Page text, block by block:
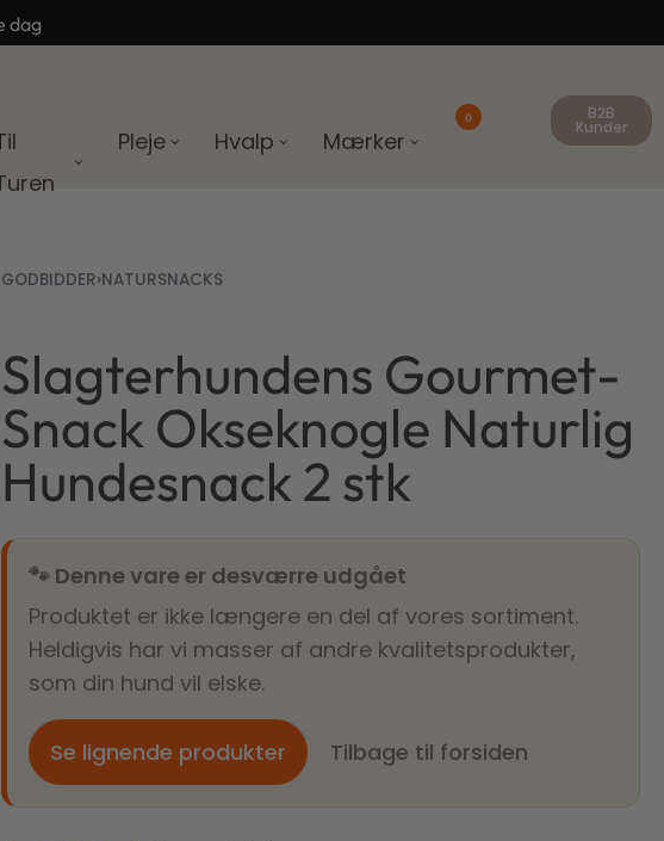
Pleje Hvalp Mærker
0 B2B
Kunder
GODBIDDER›NATURSNACKS
59,00kr.
49,00kr.
Slagterhundens Gourmet-
Snack Okseknogle Naturlig
Hundesnack 2 stk
🐾 Denne vare er desværre udgået
Produktet er ikke længere en del af vores sortiment.
Heldigvis har vi masser af andre kvalitetsprodukter,
som din hund vil elske.
Se lignende produkter Tilbage til forsiden